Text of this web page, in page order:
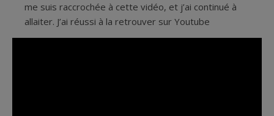
me suis raccrochée à cette vidéo, et j’ai continué à
allaiter. J’ai réussi à la retrouver sur Youtube